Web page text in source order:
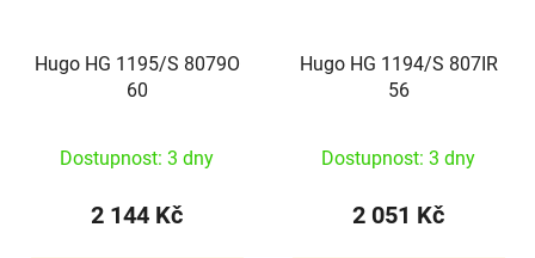
Hugo HG 1195/S 8079O
60
Dostupnost: 3 dny
2 144 Kč
Hugo HG 1194/S 807IR
56
Dostupnost: 3 dny
2 051 Kč